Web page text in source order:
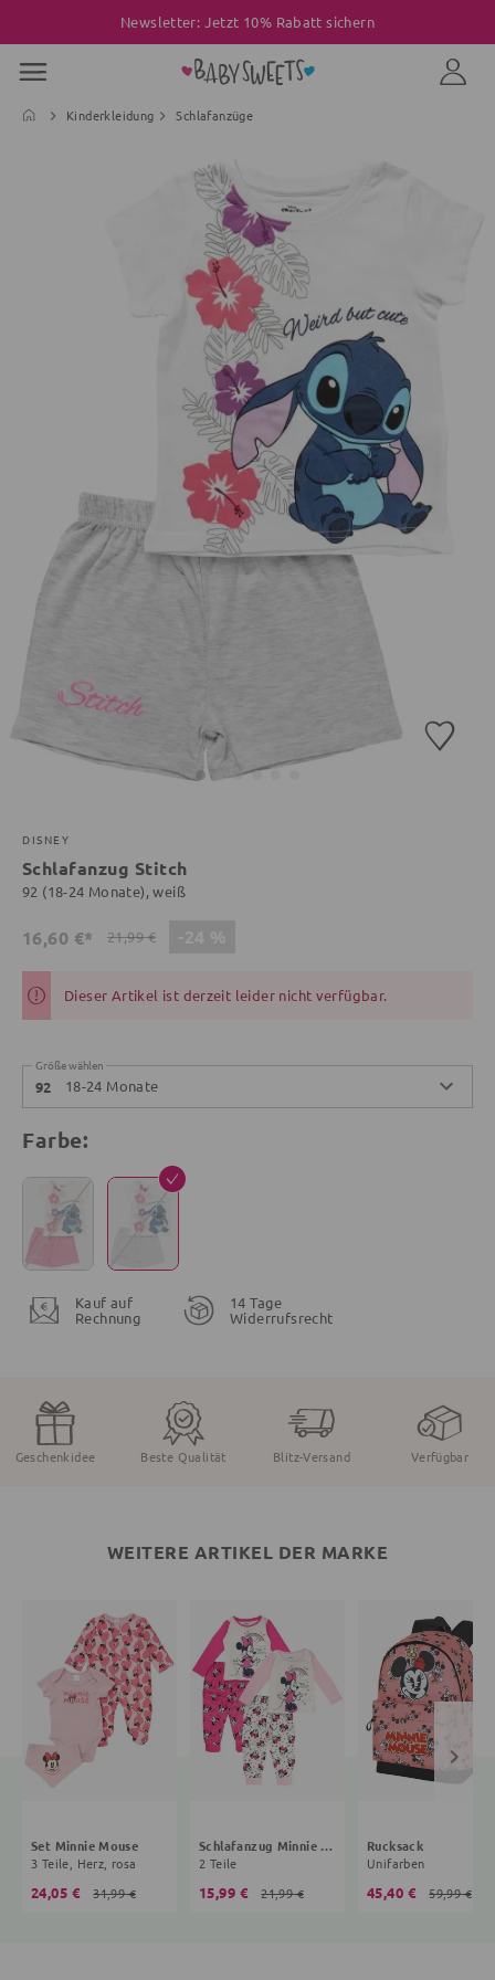
Newsletter: Jetzt 10% Rabatt sichern
Kinderkleidung Schlafanzüge
DISNEY
Schlafanzug Stitch
92 (18-24 Monate), weiß
16,60 €* 21,99 €
Dieser Artikel ist derzeit leider nicht verfügbar.
Größe wählen
92 18-24 Monate
Farbe:
Kauf auf
Rechnung
14 Tage
Widerrufsrecht
Geschenkidee Beste Qualität Blitz-Versand Verfügbar
WEITERE ARTIKEL DER MARKE
Set Minnie Mouse
3 Teile, Herz, rosa
24,05 € 31,99 €
Schlafanzug Minnie Mouse
2 Teile
15,99 € 21,99 €
Rucksack
Unifarben
45,40 € 59,99 €